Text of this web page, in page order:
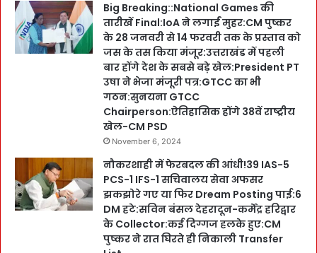
Big Breaking::National Games की
तारीखें Final:IoA ने लगाईं मुहर:CM पुष्कर
के 28 जनवरी से 14 फरवरी तक के प्रस्ताव को
जस के तस किया मंजूर:उत्तराखंड में पहली
बार होंगे देश के सबसे बड़े खेल:President PT
उषा ने भेजा मंजूरी पत्र:GTCC का भी
गठन:सुनयना GTCC
Chairperson:ऐतिहासिक होंगे 38वें राष्ट्रीय
खेल-CM PSD
November 6, 2024
नौकरशाही में फेरबदल की आंधी!39 IAS-5
PCS-1 IFS-1 सचिवालय सेवा अफसर
झकझोरे गए या फिर Dream Posting पाई:6
DM हटे:सविन बंसल देहरादून-कर्मेंद्र हरिद्वार
के Collector:कई दिग्गज हलके हुए:CM
पुष्कर ने रात घिरते ही निकाली Transfer